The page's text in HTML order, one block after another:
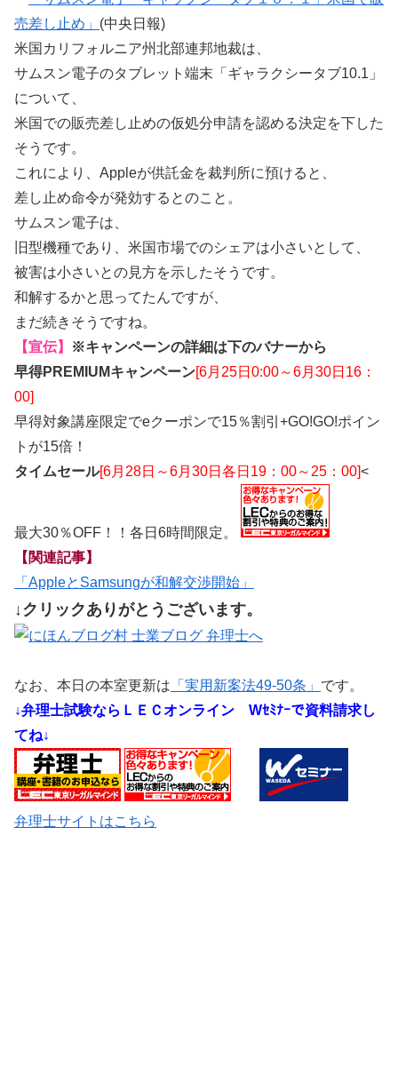
売差し止め」 (中央日報)
米国カリフォルニア州北部連邦地裁は、
サムスン電子のタブレット端末「ギャラクシータブ10.1」
について、
米国での販売差し止めの仮処分申請を認める決定を下した
そうです。
これにより、Appleが供託金を裁判所に預けると、
差し止め命令が発効するとのこと。
サムスン電子は、
旧型機種であり、米国市場でのシェアは小さいとして、
被害は小さいとの見方を示したそうです。
和解するかと思ってたんですが、
まだ続きそうですね。
【宣伝】
※キャンペーンの詳細は下のバナーから
早得PREMIUMキャンペーン[6月25日0:00～6月30日16：
00]
早得対象講座限定でeクーポンで15％割引+GO!GO!ポイン
トが15倍！
タイムセール[6月28日～6月30日各日19：00～25：00]<
最大30％OFF！！各日6時間限定。
【関連記事】
「AppleとSamsungが和解交渉開始」
↓クリックありがとうございます。
なお、本日の本室更新は 「実用新案法49-50条」 です。
↓弁理士試験ならＬＥＣオンライン
Wｾﾐﾅｰで資料請求し
てね↓
弁理士サイトはこちら